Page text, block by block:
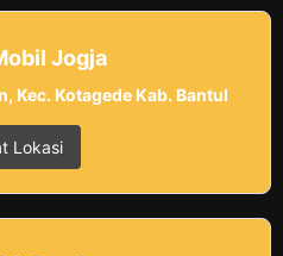
Jogja
Kec. Kotagede Kab. Bantul
Lokasi